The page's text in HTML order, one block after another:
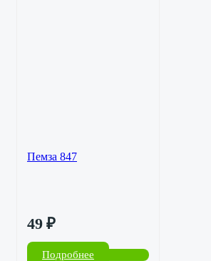
Пемза 847
49 ₽
Подробнее